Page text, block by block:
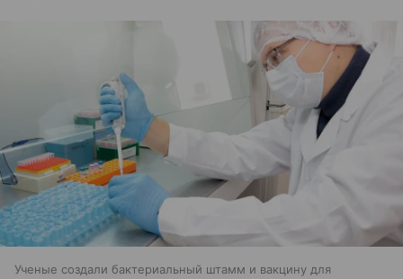
Ученые создали бактериальный штамм и вакцину для